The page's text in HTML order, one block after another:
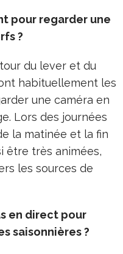
pour regarder une
?
du lever et du
habituellement les
une caméra en
Lors des journées
la matinée et la fin
être très animées,
les sources de
en direct pour
saisonnières ?